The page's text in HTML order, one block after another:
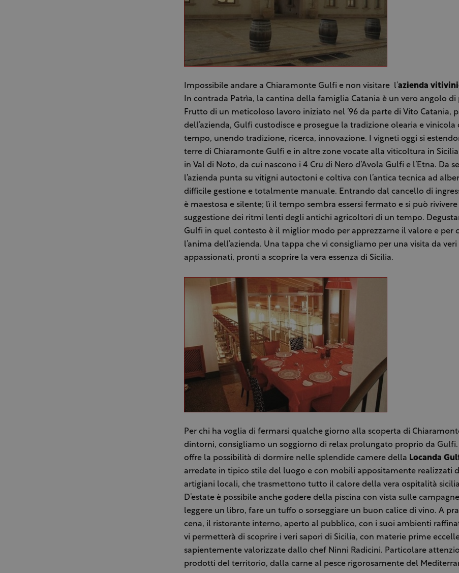
Impossibile andare a Chiaramonte Gulfi e non visitare l’azienda
In contrada Patrìa, la cantina della famiglia Catania è un vero angolo di
Frutto di un meticoloso lavoro iniziato nel ’96 da parte di Vito Catania,
dell’azienda, Gulfi custodisce e prosegue la tradizione olearia e vinicola
tempo, unendo tradizione, ricerca, innovazione. I vigneti oggi si
terre di Chiaramonte Gulfi e in altre zone vocate alla viticoltura in
in Val di Noto, da cui nascono i 4 Cru di Nero d’Avola Gulfi e l’Etna. Da
l’azienda punta su vitigni autoctoni e coltiva con l’antica tecnica ad
difficile gestione e totalmente manuale. Entrando dal cancello di
è maestosa e silente; lì il tempo sembra essersi fermato e si può rivivere
suggestione dei ritmi lenti degli antichi agricoltori di un tempo.
Gulfi in quel contesto è il miglior modo per apprezzarne il valore e per
l’anima dell’azienda. Una tappa che vi consigliamo per una visita da veri
appassionati, pronti a scoprire la vera essenza di Sicilia.
Per chi ha voglia di fermarsi qualche giorno alla scoperta di
dintorni, consigliamo un soggiorno di relax prolungato proprio da Gulfi.
offre la possibilità di dormire nelle splendide camere della Locanda
arredate in tipico stile del luogo e con mobili appositamente realizzati
artigiani locali, che trasmettono tutto il calore della vera ospitalità
D’estate è possibile anche godere della piscina con vista sulle
leggere un libro, fare un tuffo o sorseggiare un buon calice di vino. A
cena, il ristorante interno, aperto al pubblico, con i suoi ambienti
vi permetterà di scoprire i veri sapori di Sicilia, con materie prime
sapientemente valorizzate dallo chef Ninni Radicini. Particolare
prodotti del territorio, dalla carne al pesce rigorosamente del